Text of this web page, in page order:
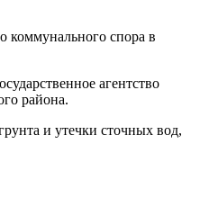
коммунального спора в
агентство
района.
и утечки сточных вод,